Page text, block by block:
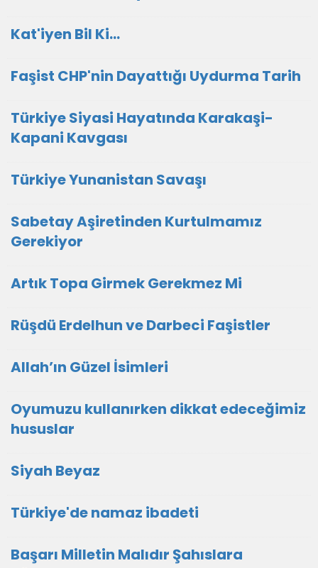
Kat'iyen Bil Ki…
Faşist CHP'nin Dayattığı Uydurma Tarih
Türkiye Siyasi Hayatında Karakaşi-
Kapani Kavgası
Türkiye Yunanistan Savaşı
Sabetay Aşiretinden Kurtulmamız
Gerekiyor
Artık Topa Girmek Gerekmez Mi
Rüşdü Erdelhun ve Darbeci Faşistler
Allah’ın Güzel İsimleri
Oyumuzu kullanırken dikkat edeceğimiz
hususlar
Siyah Beyaz
Türkiye'de namaz ibadeti
Başarı Milletin Malıdır Şahıslara